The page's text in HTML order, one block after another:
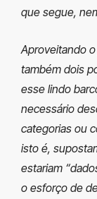
que segue,
Aproveitando
também dois
esse lindo
necessário
categorias ou
isto é,
estariam
o esforço de